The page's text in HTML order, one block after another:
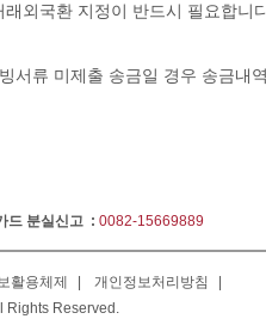
외국환 지정이 반드시 필요합니
서류 미제출 송금일 경우 송금내
드 분실신고 : 0082-15669889
활용체제 개인정보처리방침
Rights Reserved.